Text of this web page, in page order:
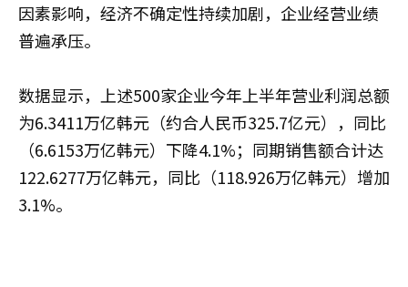
因素影响，经济不确定性持续加剧，企业经营业绩
普遍承压。
数据显示，上述500家企业今年上半年营业利润总额
为6.3411万亿韩元（约合人民币325.7亿元），同比
（6.6153万亿韩元）下降4.1%；同期销售额合计达
122.6277万亿韩元，同比（118.926万亿韩元）增加
3.1%。